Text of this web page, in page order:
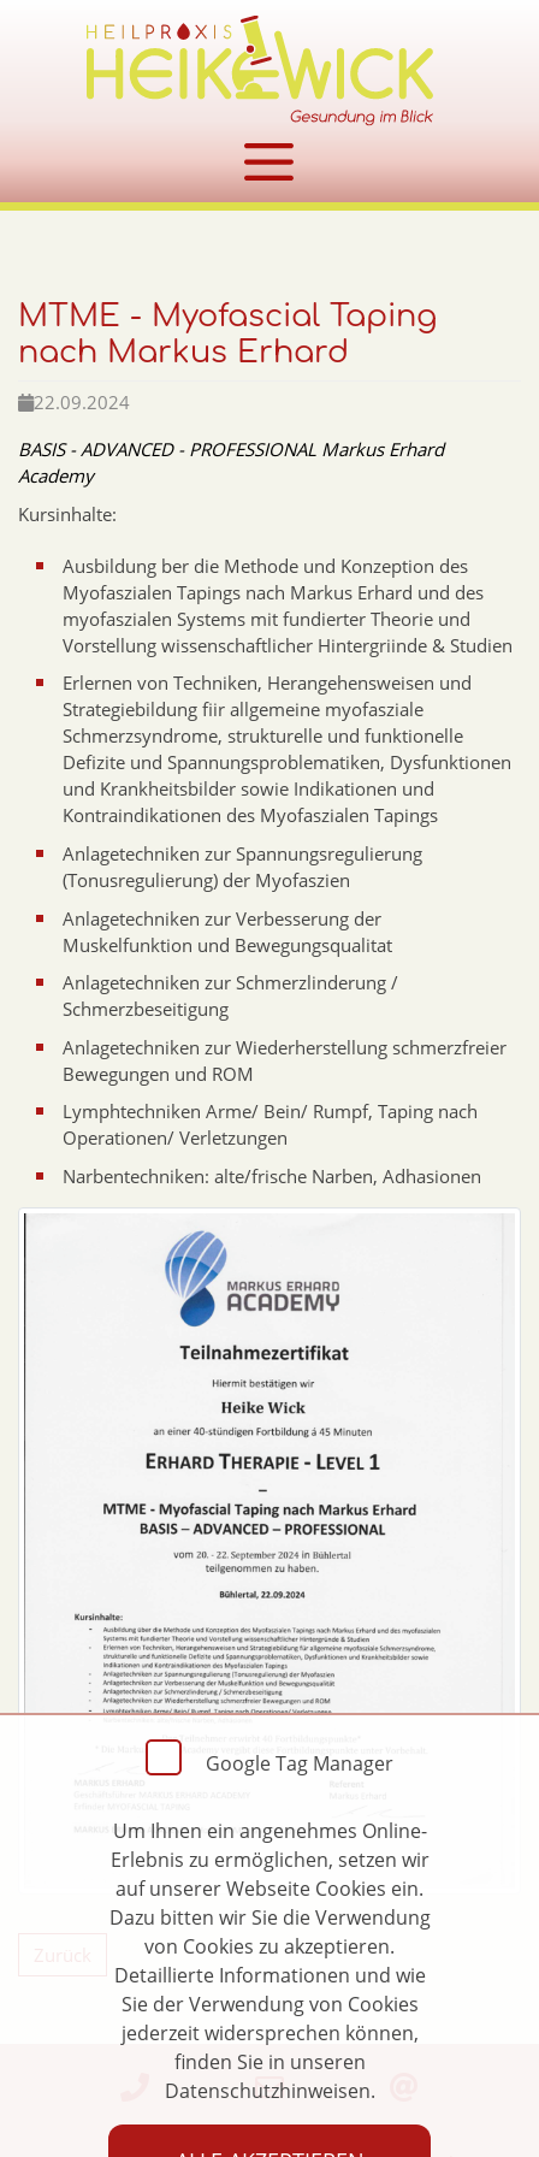
Zum Inhalt springen
MTME - Myofascial Taping
nach Markus Erhard
22.09.2024
BASIS - ADVANCED - PROFESSIONAL Markus Erhard
Academy
Kursinhalte:
Ausbildung ber die Methode und Konzeption des
Myofaszialen Tapings nach Markus Erhard und des
myofaszialen Systems mit fundierter Theorie und
Vorstellung wissenschaftlicher Hintergriinde & Studien
Erlernen von Techniken, Herangehensweisen und
Strategiebildung fiir allgemeine myofasziale
Schmerzsyndrome, strukturelle und funktionelle
Defizite und Spannungsproblematiken, Dysfunktionen
und Krankheitsbilder sowie Indikationen und
Kontraindikationen des Myofaszialen Tapings
Anlagetechniken zur Spannungsregulierung
(Tonusregulierung) der Myofaszien
Anlagetechniken zur Verbesserung der
Muskelfunktion und Bewegungsqualitat
Anlagetechniken zur Schmerzlinderung /
Schmerzbeseitigung
Anlagetechniken zur Wiederherstellung schmerzfreier
Bewegungen und ROM
Lymphtechniken Arme/ Bein/ Rumpf, Taping nach
Operationen/ Verletzungen
Narbentechniken: alte/frische Narben, Adhasionen
Google Tag Manager
Um Ihnen ein angenehmes Online-
Erlebnis zu ermöglichen, setzen wir
auf unserer Webseite Cookies ein.
Dazu bitten wir Sie die Verwendung
von Cookies zu akzeptieren.
Detaillierte Informationen und wie
Sie der Verwendung von Cookies
jederzeit widersprechen können,
finden Sie in unseren
Datenschutzhinweisen.